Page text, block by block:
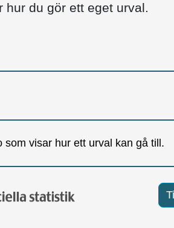
hur du gör ett eget urval.
som visar hur ett urval kan gå till.